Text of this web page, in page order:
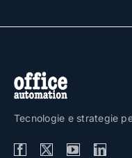
Tecnologie e strategie